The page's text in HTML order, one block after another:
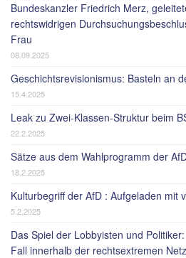
Bundeskanzler Friedrich Merz,
rechtswidrigen
Frau
08.09.2025
Geschichtsrevisionismus: Basteln an
15.4.2025
Leak zu Zwei-Klassen-Struktur beim
22.2.2025
Sätze aus dem Wahlprogramm der
18.2.2025
Kulturbegriff der AfD : Aufgeladen mit
5.2.2025
Das Spiel der Lobbyisten und
Fall innerhalb der rechtsextremen